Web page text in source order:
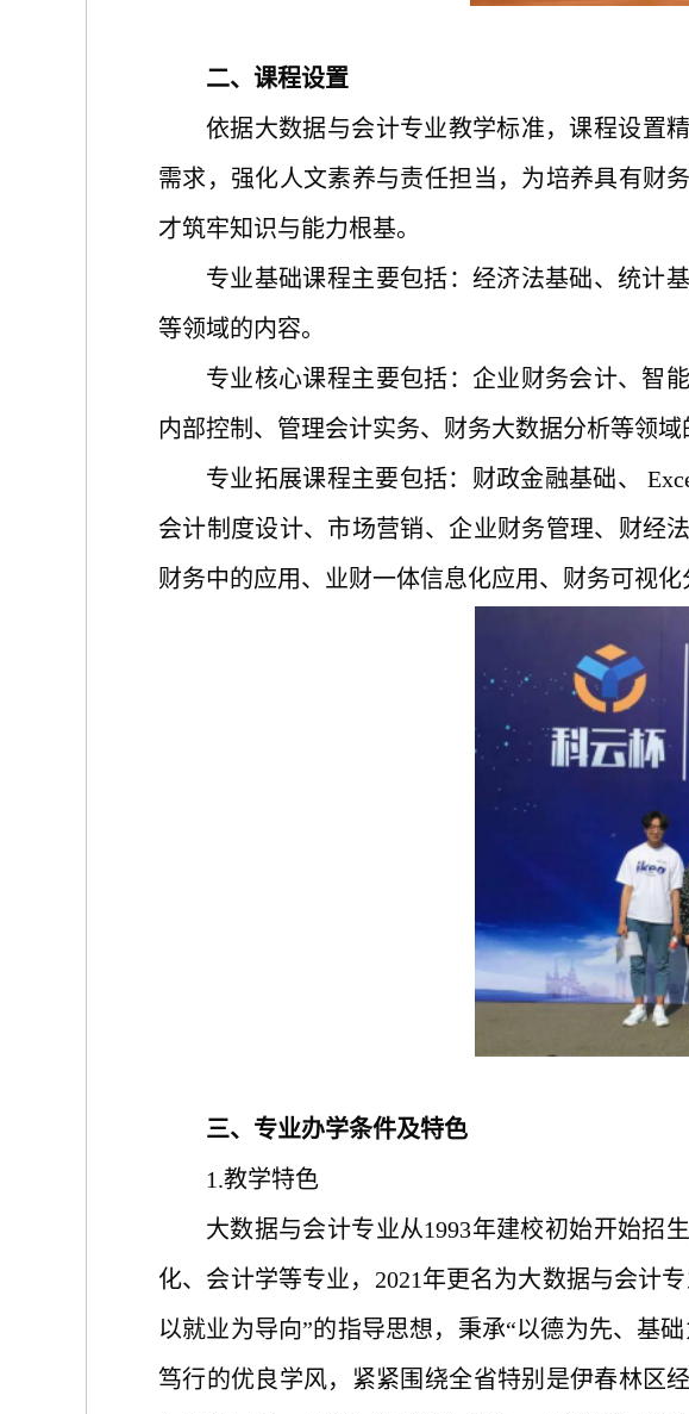
二、课程设置
依据大数据与会计专业教学标准，课程设置
需求，强化人文素养与责任担当，为培养具有财
才筑牢知识与能力根基。
专业基础课程主要包括：经济法基础、统计
等领域的内容。
专业核心课程主要包括：企业财务会计、智
内部控制、管理会计实务、财务大数据分析等领域
专业拓展课程主要包括：财政金融基础、
会计制度设计、市场营销、企业财务管理、财经
财务中的应用、业财一体信息化应用、财务可视化
三、专业办学条件及特色
1.教学特色
大数据与会计专业从1993年建校初始开始招
化、会计学等专业，2021年更名为大数据与会计
以就业为导向”的指导思想，秉承“以德为先、基
笃行的优良学风，
紧紧围绕全省特别是伊春林区